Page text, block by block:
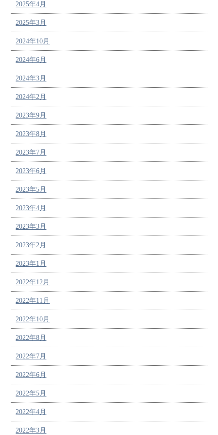
2025年4月
2025年3月
2024年10月
2024年6月
2024年3月
2024年2月
2023年9月
2023年8月
2023年7月
2023年6月
2023年5月
2023年4月
2023年3月
2023年2月
2023年1月
2022年12月
2022年11月
2022年10月
2022年8月
2022年7月
2022年6月
2022年5月
2022年4月
2022年3月